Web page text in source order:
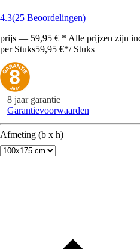
4.3(25 Beoordelingen)
prijs — 59,95 € * Alle prijzen zijn
per Stuks59,95 €*/ Stuks
8 jaar garantie
Garantievoorwaarden
Afmeting (b x h)